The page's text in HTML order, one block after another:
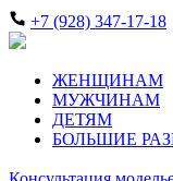
+7 (928) 347-17-18
ЖЕНЩИНАМ
МУЖЧИНАМ
ДЕТЯМ
БОЛЬШИЕ